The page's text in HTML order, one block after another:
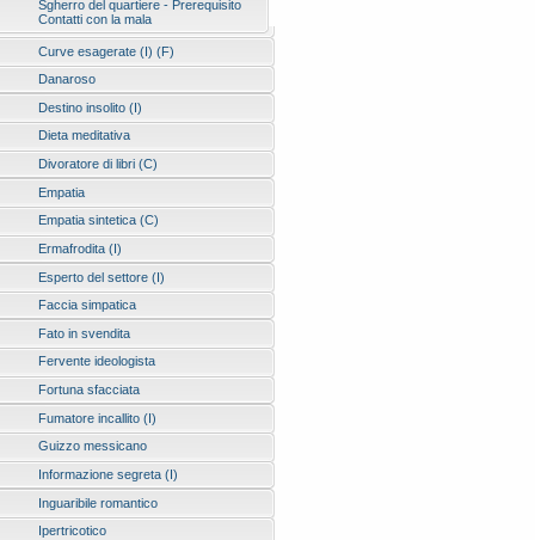
Sgherro del quartiere - Prerequisito
Contatti con la mala
Curve esagerate (I) (F)
Danaroso
Destino insolito (I)
Dieta meditativa
Divoratore di libri (C)
Empatia
Empatia sintetica (C)
Ermafrodita (I)
Esperto del settore (I)
Faccia simpatica
Fato in svendita
Fervente ideologista
Fortuna sfacciata
Fumatore incallito (I)
Guizzo messicano
Informazione segreta (I)
Inguaribile romantico
Ipertricotico